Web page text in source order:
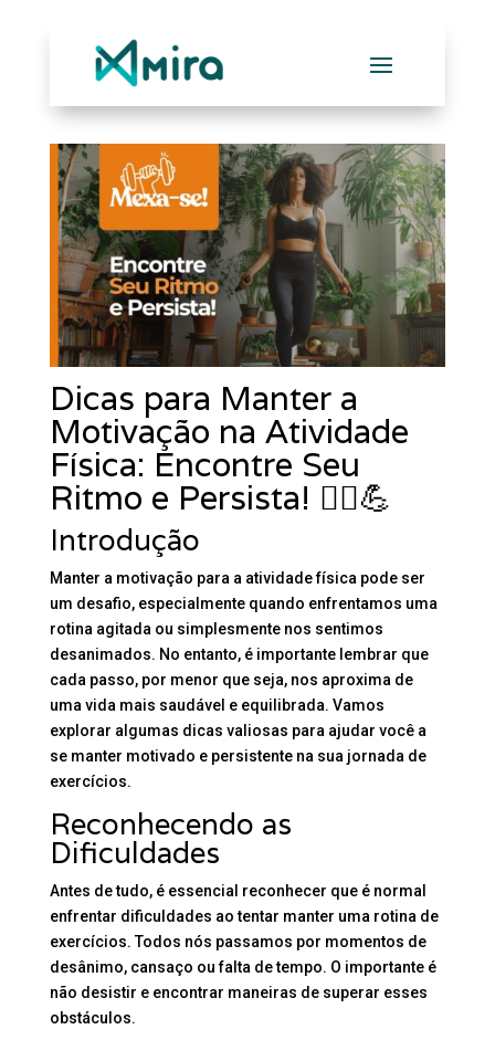
Dicas para Manter a
Motivação na Atividade
Física: Encontre Seu
Ritmo e Persista! 🏃‍♂️💪
Introdução
Manter a motivação para a atividade física pode ser
um desafio, especialmente quando enfrentamos uma
rotina agitada ou simplesmente nos sentimos
desanimados. No entanto, é importante lembrar que
cada passo, por menor que seja, nos aproxima de
uma vida mais saudável e equilibrada. Vamos
explorar algumas dicas valiosas para ajudar você a
se manter motivado e persistente na sua jornada de
exercícios.
Reconhecendo as
Dificuldades
Antes de tudo, é essencial reconhecer que é normal
enfrentar dificuldades ao tentar manter uma rotina de
exercícios. Todos nós passamos por momentos de
desânimo, cansaço ou falta de tempo. O importante é
não desistir e encontrar maneiras de superar esses
obstáculos.